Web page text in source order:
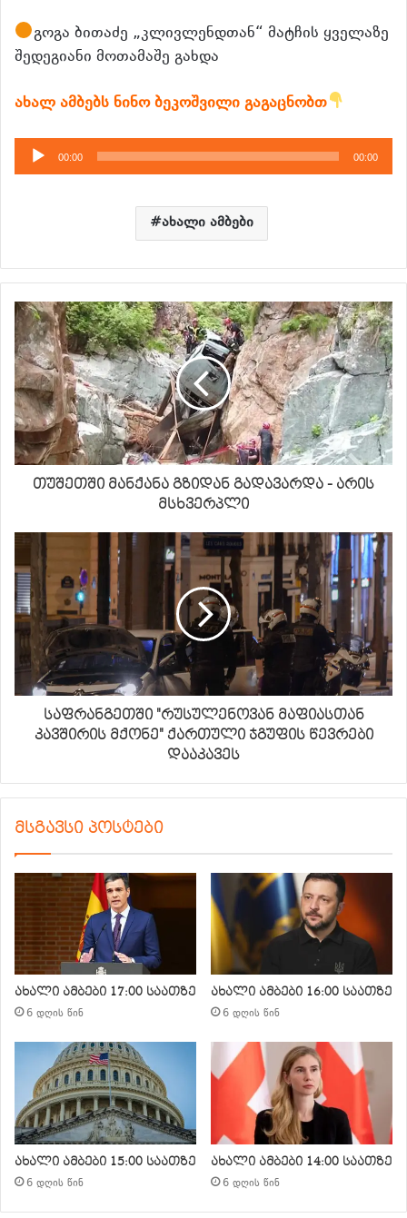
გოგა ბითაძე „კლივლენდთან“ მატჩის ყველაზე
შედეგიანი მოთამაშე გახდა
ახალ ამბებს ნინო ბეკოშვილი გაგაცნობთ
აუდიო
დამკვრელი
00:00 00:00
ახალი ამბები
თუშეთში მანქანა გზიდან გადავარდა - არის
მსხვერპლი
საფრანგეთში "რუსულენოვან მაფიასთან
კავშირის მქონე" ქართული ჯგუფის წევრები
დააკავეს
მსგავსი პოსტები
ახალი ამბები 17:00 საათზე
6 დღის წინ
ახალი ამბები 16:00 საათზე
6 დღის წინ
ახალი ამბები 15:00 საათზე
6 დღის წინ
ახალი ამბები 14:00 საათზე
6 დღის წინ